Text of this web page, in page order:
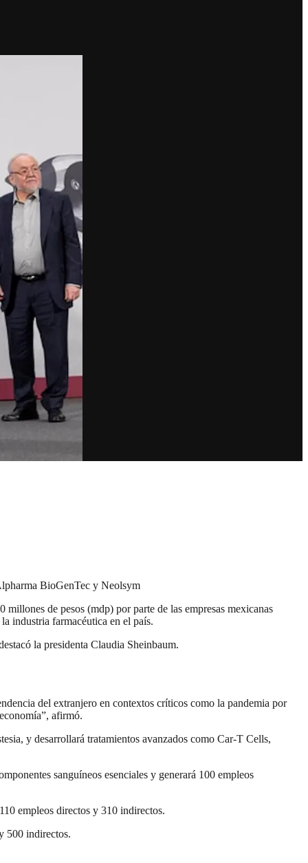
BioGenTec y Neolsym
de pesos (mdp) por parte de las empresas mexicanas
industria farmacéutica en el país.
la presidenta Claudia Sheinbaum.
del extranjero en contextos críticos como la pandemia por
afirmó.
y desarrollará tratamientos avanzados como Car-T Cells,
sanguíneos esenciales y generará 100 empleos
empleos directos y 310 indirectos.
500 indirectos.